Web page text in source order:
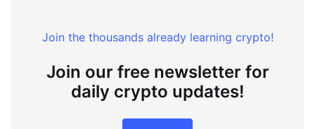
Join the thousands already learning crypto!
Join our free newsletter for
daily crypto updates!